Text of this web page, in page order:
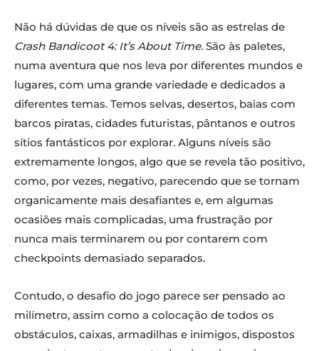
Não há dúvidas de que os níveis são as estrelas de
Crash Bandicoot 4: It’s About Time. São às paletes,
numa aventura que nos leva por diferentes mundos e
lugares, com uma grande variedade e dedicados a
diferentes temas. Temos selvas, desertos, baias com
barcos piratas, cidades futuristas, pântanos e outros
sítios fantásticos por explorar. Alguns níveis são
extremamente longos, algo que se revela tão positivo,
como, por vezes, negativo, parecendo que se tornam
organicamente mais desafiantes e, em algumas
ocasiões mais complicadas, uma frustração por
nunca mais terminarem ou por contarem com
checkpoints demasiado separados.
Contudo, o desafio do jogo parece ser pensado ao
milímetro, assim como a colocação de todos os
obstáculos, caixas, armadilhas e inimigos, dispostos